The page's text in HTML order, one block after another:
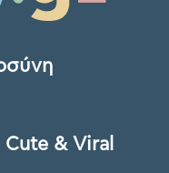
Cute & Viral